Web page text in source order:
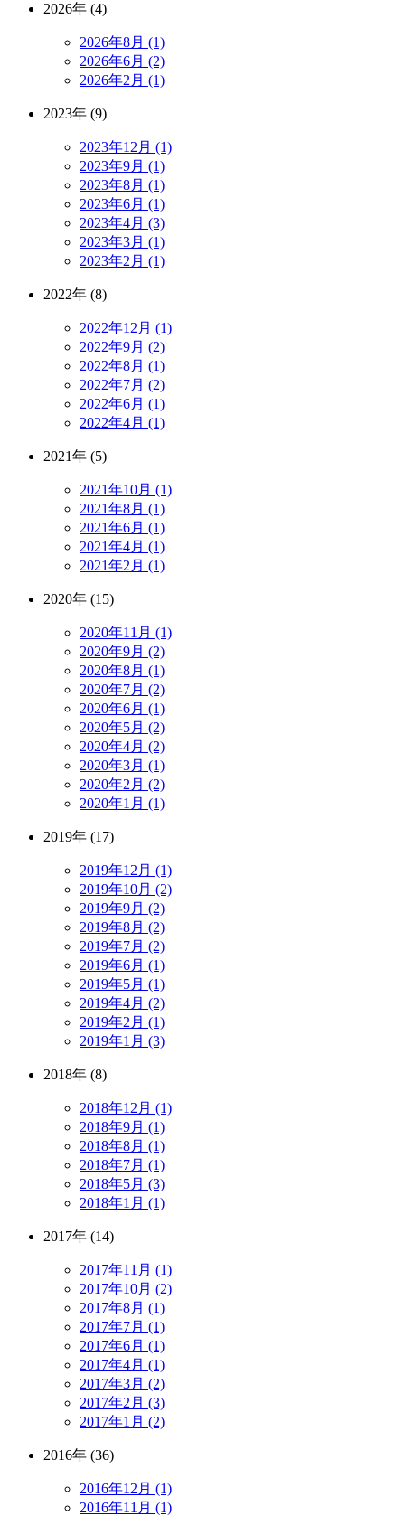
2026年 (4)
2026年8月 (1)
2026年6月 (2)
2026年2月 (1)
2023年 (9)
2023年12月 (1)
2023年9月 (1)
2023年8月 (1)
2023年6月 (1)
2023年4月 (3)
2023年3月 (1)
2023年2月 (1)
2022年 (8)
2022年12月 (1)
2022年9月 (2)
2022年8月 (1)
2022年7月 (2)
2022年6月 (1)
2022年4月 (1)
2021年 (5)
2021年10月 (1)
2021年8月 (1)
2021年6月 (1)
2021年4月 (1)
2021年2月 (1)
2020年 (15)
2020年11月 (1)
2020年9月 (2)
2020年8月 (1)
2020年7月 (2)
2020年6月 (1)
2020年5月 (2)
2020年4月 (2)
2020年3月 (1)
2020年2月 (2)
2020年1月 (1)
2019年 (17)
2019年12月 (1)
2019年10月 (2)
2019年9月 (2)
2019年8月 (2)
2019年7月 (2)
2019年6月 (1)
2019年5月 (1)
2019年4月 (2)
2019年2月 (1)
2019年1月 (3)
2018年 (8)
2018年12月 (1)
2018年9月 (1)
2018年8月 (1)
2018年7月 (1)
2018年5月 (3)
2018年1月 (1)
2017年 (14)
2017年11月 (1)
2017年10月 (2)
2017年8月 (1)
2017年7月 (1)
2017年6月 (1)
2017年4月 (1)
2017年3月 (2)
2017年2月 (3)
2017年1月 (2)
2016年 (36)
2016年12月 (1)
2016年11月 (1)